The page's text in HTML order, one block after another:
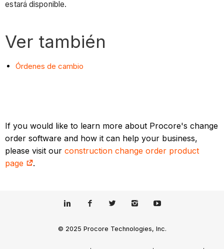
estará disponible.
Ver también
Órdenes de cambio
If you would like to learn more about Procore's change
order software and how it can help your business,
please visit ourconstruction change order product
page
.
© 2025 Procore Technologies, Inc.